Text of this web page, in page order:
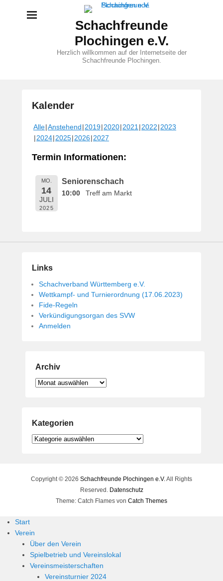
Schachfreunde
Plochingen e.V.
Herzlich willkommen auf der Internetseite der
Schachfreunde Plochingen.
Kalender
e
ö
c
a
m
1
4
.
M
0
n
B
h
a
r
t
i
Alle Anstehend 2019 2020 2021 2022 2023
2024 2025 2026 2027
Termin Informationen:
MO.
14
JULI
2025
Seniorenschach
10:00 Treff am Markt
Links
Schachverband Württemberg e.V.
Wettkampf- und Turnierordnung (17.06.2023)
Fide-Regeln
Verkündigungsorgan des SVW
Anmelden
Archiv
Archiv
Kategorien
Kategorien
Copyright © 2026 Schachfreunde Plochingen e.V.All Rights
Reserved. Datenschutz
Theme: Catch Flames von Catch Themes
Start
Verein
Über den Verein
Spielbetrieb und Vereinslokal
Vereinsmeisterschaften
Vereinsturnier 2024